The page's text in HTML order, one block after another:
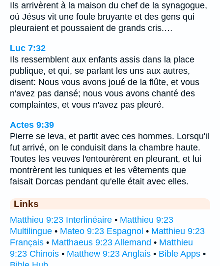
Ils arrivèrent à la maison du chef de la synagogue,
où Jésus vit une foule bruyante et des gens qui
pleuraient et poussaient de grands cris.…
Luc 7:32
Ils ressemblent aux enfants assis dans la place
publique, et qui, se parlant les uns aux autres,
disent: Nous vous avons joué de la flûte, et vous
n'avez pas dansé; nous vous avons chanté des
complaintes, et vous n'avez pas pleuré.
Actes 9:39
Pierre se leva, et partit avec ces hommes. Lorsqu'il
fut arrivé, on le conduisit dans la chambre haute.
Toutes les veuves l'entourèrent en pleurant, et lui
montrèrent les tuniques et les vêtements que
faisait Dorcas pendant qu'elle était avec elles.
Links
Matthieu 9:23 Interlinéaire • Matthieu 9:23
Multilingue • Mateo 9:23 Espagnol • Matthieu 9:23
Français • Matthaeus 9:23 Allemand • Matthieu
9:23 Chinois • Matthew 9:23 Anglais • Bible Apps •